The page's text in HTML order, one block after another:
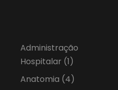
Administração
Hospitalar (1)
Anatomia (4)